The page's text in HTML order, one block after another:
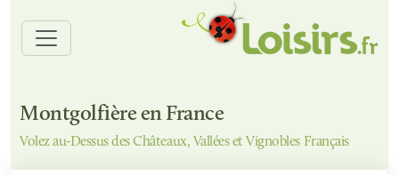
Montgolfière en France
Volez au-Dessus des Châteaux, Vallées et Vignobles Français